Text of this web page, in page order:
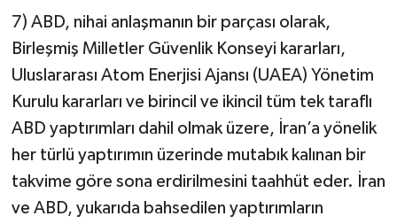
7) ABD, nihai anlaşmanın bir parçası olarak,
Birleşmiş Milletler Güvenlik Konseyi kararları,
Uluslararası Atom Enerjisi Ajansı (UAEA) Yönetim
Kurulu kararları ve birincil ve ikincil tüm tek taraflı
ABD yaptırımları dahil olmak üzere, İran’a yönelik
her türlü yaptırımın üzerinde mutabık kalınan bir
takvime göre sona erdirilmesini taahhüt eder. İran
ve ABD, yukarıda bahsedilen yaptırımların